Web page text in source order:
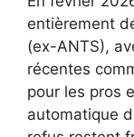
entièrement
(ex-ANTS),
récentes
pour les pros
automatique